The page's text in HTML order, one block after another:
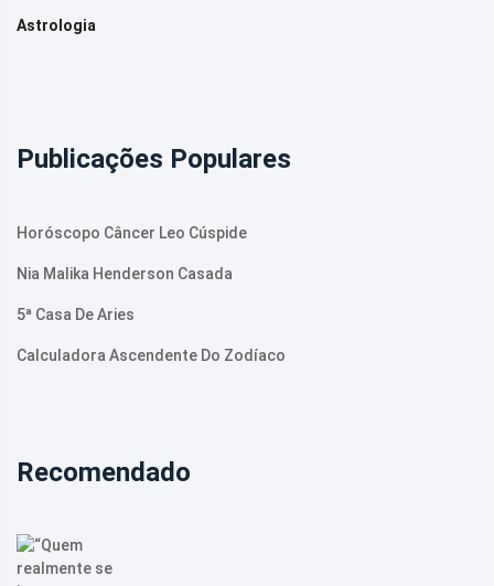
Astrologia
Publicações Populares
Horóscopo Câncer Leo Cúspide
Nia Malika Henderson Casada
5ª Casa De Aries
Calculadora Ascendente Do Zodíaco
Recomendado